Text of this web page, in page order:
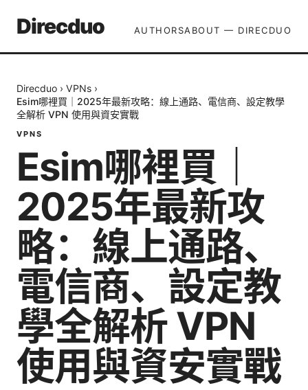
Direcduo AUTHORSABOUT — DIRECDUO
Direcduo › VPNs ›
Esim哪裡買｜2025年最新攻略：線上通路、電信商、設定教學
全解析 VPN 使用與資安實戰
VPNS
Esim哪裡買｜
2025年最新攻
略：線上通路、
電信商、設定教
學全解析 VPN
使用與資安實戰